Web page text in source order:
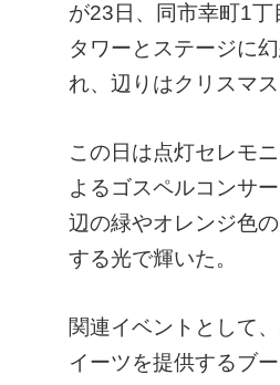
が23日、同市幸町1
タワーとステージに
れ、辺りはクリスマ
この日は点灯セレモ
よるゴスペルコンサ
辺の緑やオレンジ色
する光で輝いた。
関連イベントとして
イーツを提供するブ